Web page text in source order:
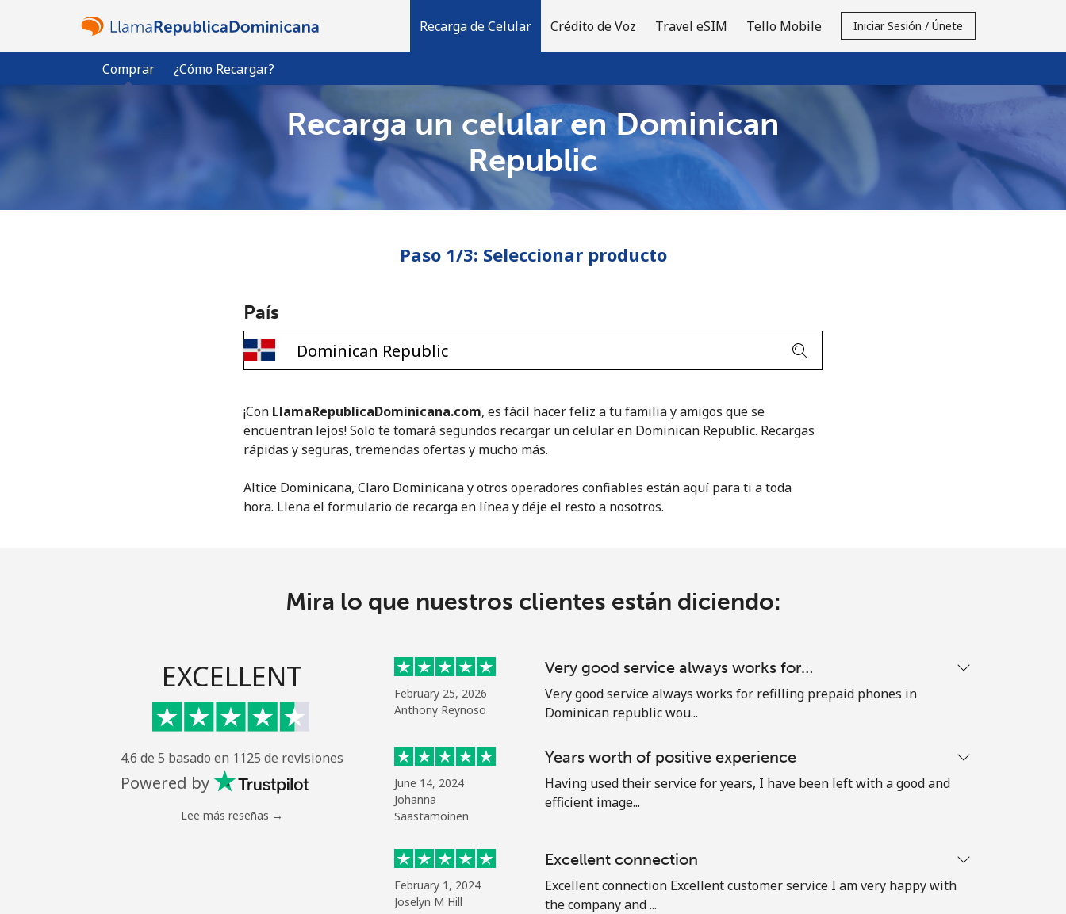
Recarga de Celular
Comprar ¿Cómo Recargar?
Crédito de Voz Travel eSIM Tello Mobile Iniciar Sesión / Únete
¡Bienvenido!
¿Ya tienes una cuenta? Inicia sesión →
Regístrate con
o
Mínimo 8 caracteres
Una letra mayúscula y una minúscula
Un número
Mantente en contacto para recibir nuestras mejores
ofertas.
Recarga un celular en Dominican
Republic
Paso 1/3: Seleccionar producto
País
¡Con LlamaRepublicaDominicana.com, es fácil hacer feliz a tu familia y amigos que se
encuentran lejos! Solo te tomará segundos recargar un celular en Dominican Republic. Recargas
rápidas y seguras, tremendas ofertas y mucho más.
Altice Dominicana, Claro Dominicana y otros operadores confiables están aquí para ti a toda
hora. Llena el formulario de recarga en línea y déje el resto a nosotros.
Mira lo que nuestros clientes están diciendo:
EXCELLENT
4.6 de 5 basado en 1125 de revisiones
Powered by
Lee más reseñas →
February 25, 2026
Anthony Reynoso
Very good service always works for…
Very good service always works for refilling prepaid phones in
Dominican republic wou...
June 14, 2024
Johanna
Saastamoinen
Years worth of positive experience
Having used their service for years, I have been left with a good and
efficient image...
February 1, 2024
Joselyn M Hill
Excellent connection
Excellent connection Excellent customer service I am very happy with
the company and ...